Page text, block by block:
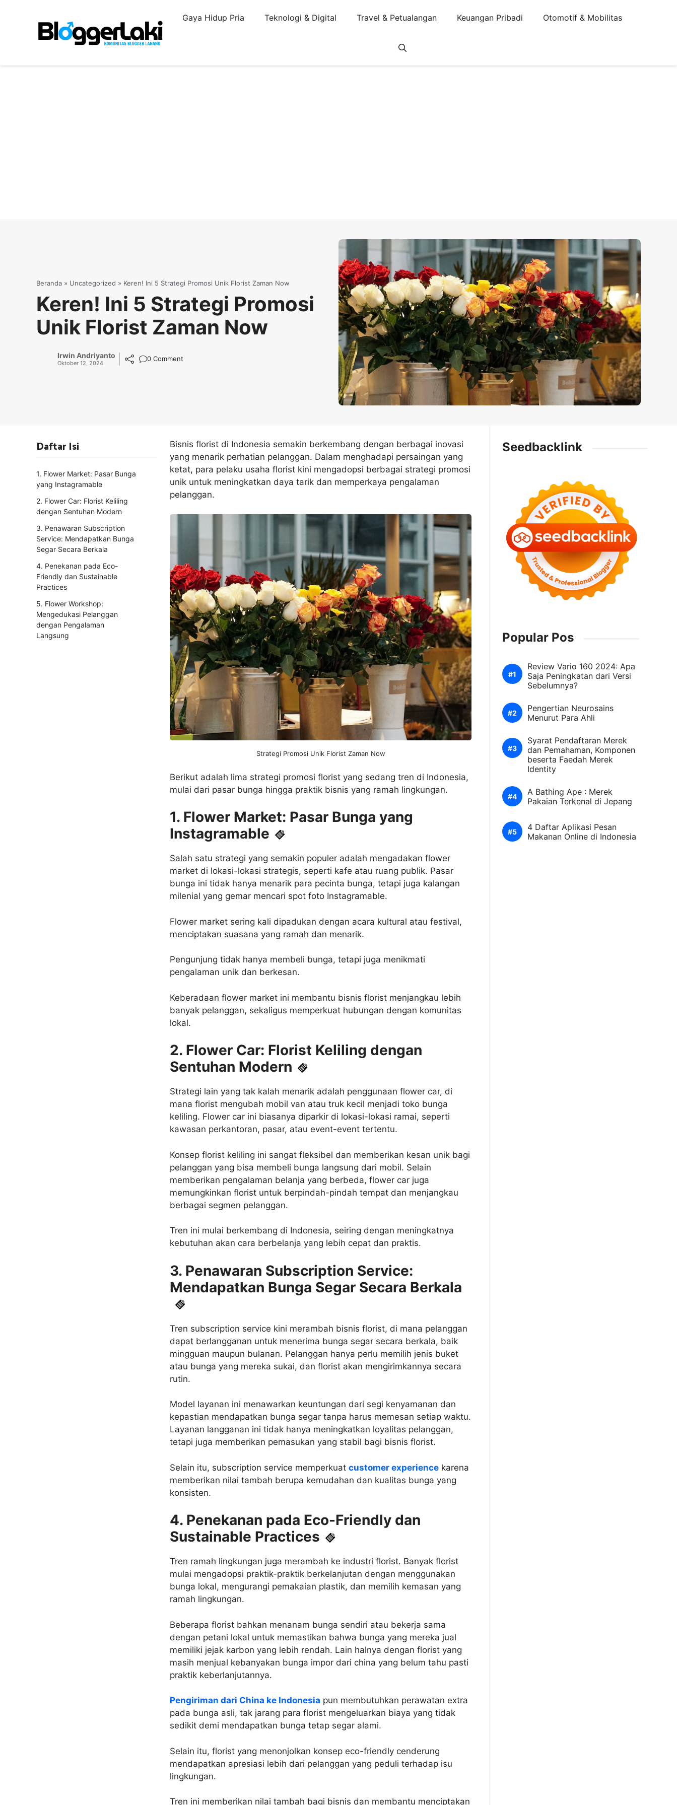
Gaya Hidup Pria Teknologi & Digital Travel & Petualangan Keuangan Pribadi Otomotif & Mobilitas
Beranda » Uncategorized » Keren! Ini 5 Strategi Promosi Unik Florist Zaman Now
Keren! Ini 5 Strategi Promosi
Unik Florist Zaman Now
Irwin Andriyanto
Oktober 12, 2024
0 Comment
Bisnis florist di Indonesia semakin berkembang dengan berbagai inovasi
yang menarik perhatian pelanggan. Dalam menghadapi persaingan yang
ketat, para pelaku usaha florist kini mengadopsi berbagai strategi promosi
unik untuk meningkatkan daya tarik dan memperkaya pengalaman
pelanggan.
Strategi Promosi Unik Florist Zaman Now
Berikut adalah lima strategi promosi florist yang sedang tren di Indonesia,
mulai dari pasar bunga hingga praktik bisnis yang ramah lingkungan.
1. Flower Market: Pasar Bunga yang
Instagramable
Salah satu strategi yang semakin populer adalah mengadakan flower
market di lokasi-lokasi strategis, seperti kafe atau ruang publik. Pasar
bunga ini tidak hanya menarik para pecinta bunga, tetapi juga kalangan
milenial yang gemar mencari spot foto Instagramable.
Flower market sering kali dipadukan dengan acara kultural atau festival,
menciptakan suasana yang ramah dan menarik.
Pengunjung tidak hanya membeli bunga, tetapi juga menikmati
pengalaman unik dan berkesan.
Keberadaan flower market ini membantu bisnis florist menjangkau lebih
banyak pelanggan, sekaligus memperkuat hubungan dengan komunitas
lokal.
2. Flower Car: Florist Keliling dengan
Sentuhan Modern
Strategi lain yang tak kalah menarik adalah penggunaan flower car, di
mana florist mengubah mobil van atau truk kecil menjadi toko bunga
keliling. Flower car ini biasanya diparkir di lokasi-lokasi ramai, seperti
kawasan perkantoran, pasar, atau event-event tertentu.
Konsep florist keliling ini sangat fleksibel dan memberikan kesan unik bagi
pelanggan yang bisa membeli bunga langsung dari mobil. Selain
memberikan pengalaman belanja yang berbeda, flower car juga
memungkinkan florist untuk berpindah-pindah tempat dan menjangkau
berbagai segmen pelanggan.
Tren ini mulai berkembang di Indonesia, seiring dengan meningkatnya
kebutuhan akan cara berbelanja yang lebih cepat dan praktis.
3. Penawaran Subscription Service:
Mendapatkan Bunga Segar Secara Berkala
Tren subscription service kini merambah bisnis florist, di mana pelanggan
dapat berlangganan untuk menerima bunga segar secara berkala, baik
mingguan maupun bulanan. Pelanggan hanya perlu memilih jenis buket
atau bunga yang mereka sukai, dan florist akan mengirimkannya secara
rutin.
Model layanan ini menawarkan keuntungan dari segi kenyamanan dan
kepastian mendapatkan bunga segar tanpa harus memesan setiap waktu.
Layanan langganan ini tidak hanya meningkatkan loyalitas pelanggan,
tetapi juga memberikan pemasukan yang stabil bagi bisnis florist.
Selain itu, subscription service memperkuat customer experience karena
memberikan nilai tambah berupa kemudahan dan kualitas bunga yang
konsisten.
4. Penekanan pada Eco-Friendly dan
Sustainable Practices
Tren ramah lingkungan juga merambah ke industri florist. Banyak florist
mulai mengadopsi praktik-praktik berkelanjutan dengan menggunakan
bunga lokal, mengurangi pemakaian plastik, dan memilih kemasan yang
ramah lingkungan.
Beberapa florist bahkan menanam bunga sendiri atau bekerja sama
dengan petani lokal untuk memastikan bahwa bunga yang mereka jual
memiliki jejak karbon yang lebih rendah. Lain halnya dengan florist yang
masih menjual kebanyakan bunga impor dari china yang belum tahu pasti
praktik keberlanjutannya.
Pengiriman dari China ke Indonesia pun membutuhkan perawatan extra
pada bunga asli, tak jarang para florist mengeluarkan biaya yang tidak
sedikit demi mendapatkan bunga tetap segar alami.
Selain itu, florist yang menonjolkan konsep eco-friendly cenderung
mendapatkan apresiasi lebih dari pelanggan yang peduli terhadap isu
lingkungan.
Tren ini memberikan nilai tambah bagi bisnis dan membantu menciptakan
Daftar Isi
1. Flower Market: Pasar Bunga
yang Instagramable
2. Flower Car: Florist Keliling
dengan Sentuhan Modern
3. Penawaran Subscription
Service: Mendapatkan Bunga
Segar Secara Berkala
4. Penekanan pada Eco-
Friendly dan Sustainable
Practices
5. Flower Workshop:
Mengedukasi Pelanggan
dengan Pengalaman
Langsung
Seedbacklink
Popular Pos
Review Vario 160 2024: Apa
Saja Peningkatan dari Versi
Sebelumnya?
Pengertian Neurosains
Menurut Para Ahli
Syarat Pendaftaran Merek
dan Pemahaman, Komponen
beserta Faedah Merek
Identity
A Bathing Ape : Merek
Pakaian Terkenal di Jepang
4 Daftar Aplikasi Pesan
Makanan Online di Indonesia